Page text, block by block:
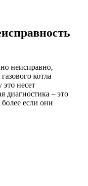
неисправно,
котла
это несет
диагностика – это
если они